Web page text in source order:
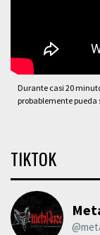
Durante casi 20
probablemente pueda
TIKTOK